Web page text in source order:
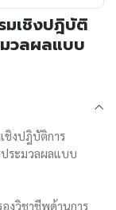
มเชิงปฎิบัติ
มวลผลแบบ
ชิงปฎิบัติการ
ระมวลผลแบบ
งวิชาชีพด้านการ